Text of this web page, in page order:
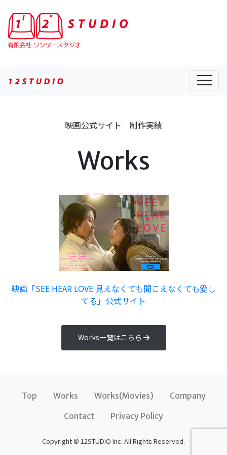
有限会社ワンツースタジオ 映画公式サイト制作専門
映画公式サイト 制作実績
Works
映画「SEE HEAR LOVE 見えなくても聞こえなくても愛し
てる」公式サイト
Works一覧はこちら
Top Works Works(Movies)
Company
Contact
Privacy Policy
Copyright © 12STUDIO Inc. All Rights Reserved.